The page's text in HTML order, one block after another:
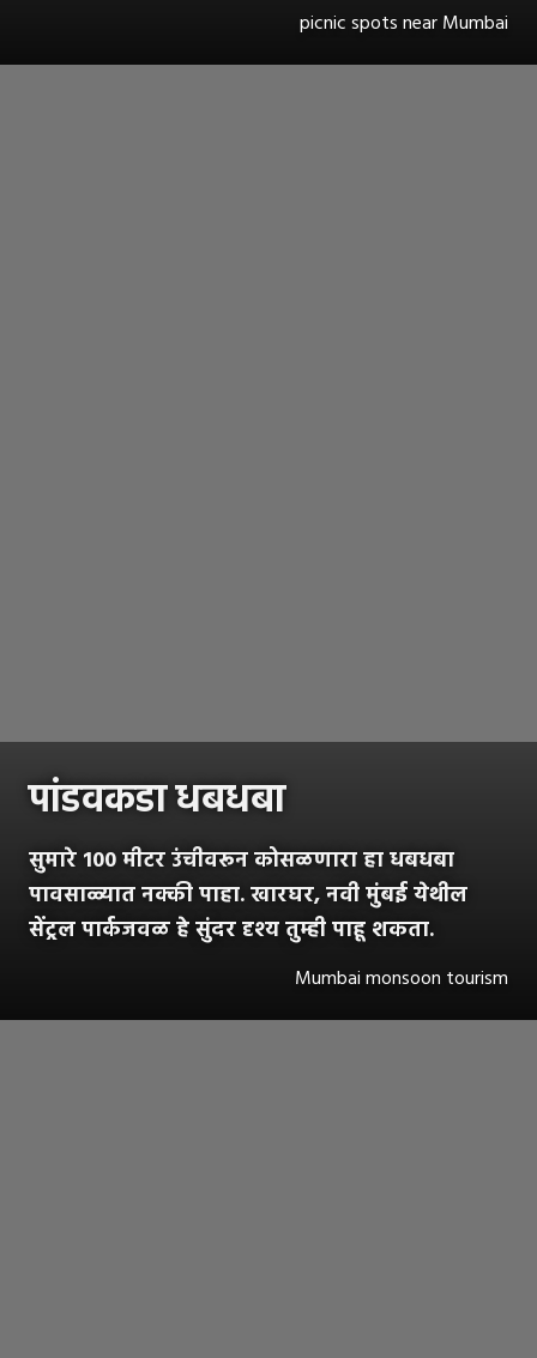
picnic spots near Mumbai
पांडवकडा धबधबा
सुमारे 100 मीटर उंचीवरून कोसळणारा हा धबधबा
पावसाळ्यात नक्की पाहा. खारघर, नवी मुंबई येथील
सेंट्रल पार्कजवळ हे सुंदर दृश्य तुम्ही पाहू शकता.
Mumbai monsoon tourism